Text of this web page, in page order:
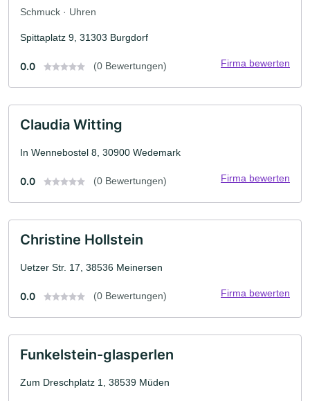
Schmuck · Uhren
Spittaplatz 9, 31303 Burgdorf
0.0 (0 Bewertungen) Firma bewerten
Claudia Witting
In Wennebostel 8, 30900 Wedemark
0.0 (0 Bewertungen) Firma bewerten
Christine Hollstein
Uetzer Str. 17, 38536 Meinersen
0.0 (0 Bewertungen) Firma bewerten
Funkelstein-glasperlen
Zum Dreschplatz 1, 38539 Müden